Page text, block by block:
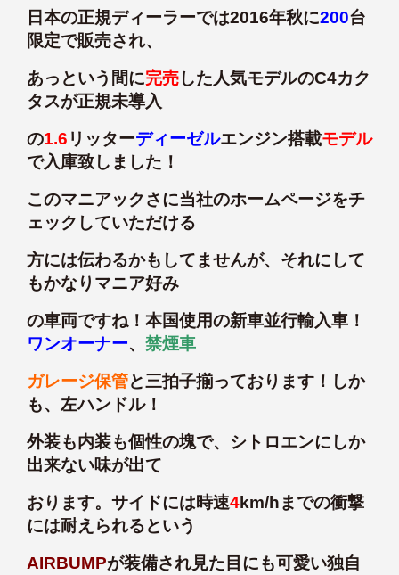
日本の正規ディーラーでは2016年秋に200台
限定で販売され、
あっという間に完売した人気モデルのC4カク
タスが正規未導入
の1.6 リッターディーゼルエンジン搭載モデル
で入庫致しました！
このマニアックさに当社のホームページをチ
ェックしていただける
方には伝わるかもしてませんが、それにして
もかなりマニア好み
の車両ですね！本国使用の新車並行輸入車！
ワンオーナー、 禁煙車
ガレージ保管と三拍子揃っております！しか
も、左ハンドル！
外装も内装も個性の塊で、シトロエンにしか
出来ない味が出て
おります。サイドには時速4km/hまでの衝撃
には耐えられるという
AIRBUMPが装備され見た目にも可愛い独自